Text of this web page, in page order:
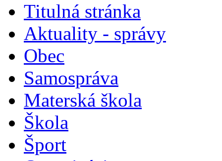
Titulná stránka
Aktuality - správy
Obec
Samospráva
Materská škola
Škola
Šport